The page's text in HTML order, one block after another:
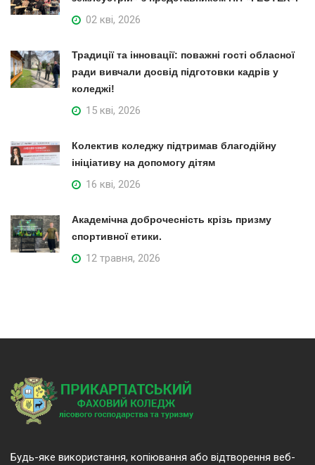
02 кві, 2026
Традиції та інновації: поважні гості обласної
ради вивчали досвід підготовки кадрів у
коледжі!
15 кві, 2026
Колектив коледжу підтримав благодійну
ініціативу на допомогу дітям
16 кві, 2026
Академічна доброчесність крізь призму
спортивної етики.
12 травня, 2026
Будь-яке використання, копіювання або відтворення веб-